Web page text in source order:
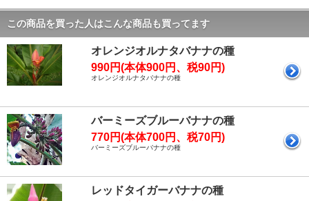
この商品を買った人はこんな商品も買ってます
オレンジオルナタバナナの種
990円(本体900円、税90円)
オレンジオルナタバナナの種
バーミーズブルーバナナの種
770円(本体700円、税70円)
バーミーズブルーバナナの種
レッドタイガーバナナの種